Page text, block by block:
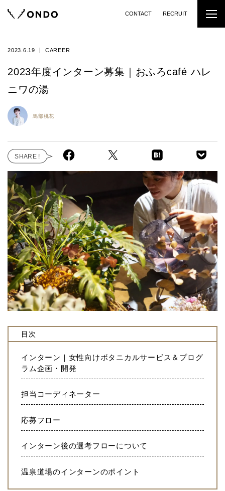
CONTACT RECRUIT
2023.6.19 CAREER
2023年度インターン募集｜おふろcafé ハレ
ニワの湯
馬部桃花
目次
インターン｜女性向けボタニカルサービス＆プログ
ラム企画・開発
担当コーディネーター
応募フロー
インターン後の選考フローについて
温泉道場のインターンのポイント